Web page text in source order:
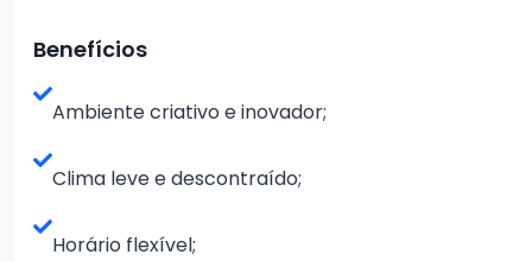
Benefícios
Ambiente criativo e inovador;
Clima leve e descontraído;
Horário flexível;